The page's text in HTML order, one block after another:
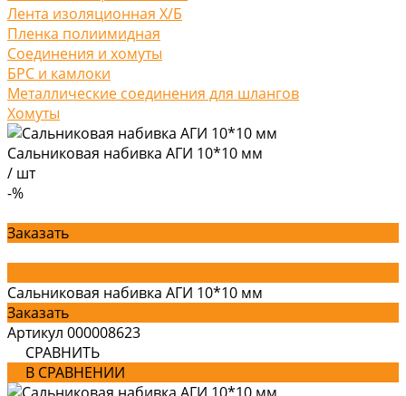
Лента изоляционная Х/Б
Пленка полиимидная
Соединения и хомуты
БРС и камлоки
Металлические соединения для шлангов
Хомуты
Сальниковая набивка АГИ 10*10 мм
/ шт
-%
Заказать
Сальниковая набивка АГИ 10*10 мм
Заказать
Артикул 000008623
СРАВНИТЬ
В СРАВНЕНИИ